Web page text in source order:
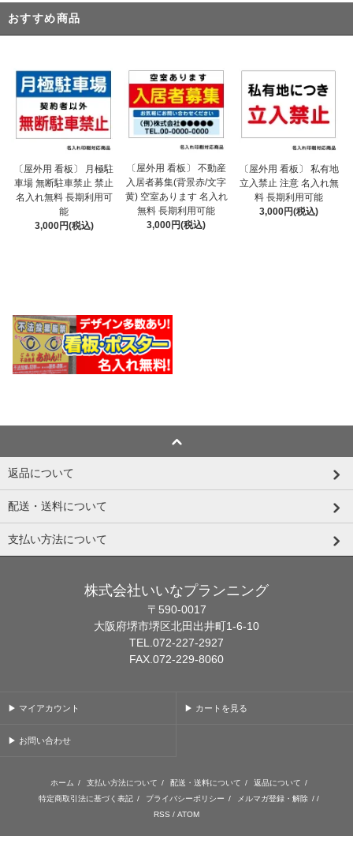
おすすめ商品
〔屋外用 看板〕 月極駐
車場 無断駐車禁止 禁止
名入れ無料 長期利用可
能
3,000円(税込)
〔屋外用 看板〕 不動産
入居者募集(背景赤/文字
黄) 空室あります 名入れ
無料 長期利用可能
3,000円(税込)
〔屋外用 看板〕 私有地
立入禁止 注意 名入れ無
料 長期利用可能
3,000円(税込)
返品について
配送・送料について
支払い方法について
株式会社いいなプランニング
〒590-0017
大阪府堺市堺区北田出井町1-6-10
TEL.072-227-2927
FAX.072-229-8060
▶ マイアカウント ▶ カートを見る
▶ お問い合わせ
ホーム / 支払い方法について / 配送・送料について / 返品について /
特定商取引法に基づく表記 / プライバシーポリシー / メルマガ登録・解除 / /
RSS / ATOM